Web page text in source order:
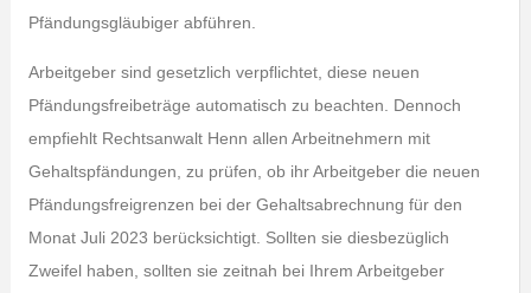
Pfändungsgläubiger abführen.
Arbeitgeber sind gesetzlich verpflichtet, diese neuen
Pfändungsfreibeträge automatisch zu beachten. Dennoch
empfiehlt Rechtsanwalt Henn allen Arbeitnehmern mit
Gehaltspfändungen, zu prüfen, ob ihr Arbeitgeber die neuen
Pfändungsfreigrenzen bei der Gehaltsabrechnung für den
Monat Juli 2023 berücksichtigt. Sollten sie diesbezüglich
Zweifel haben, sollten sie zeitnah bei Ihrem Arbeitgeber